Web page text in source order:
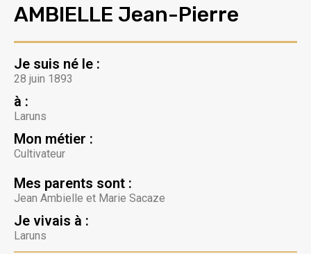
AMBIELLE Jean-Pierre
Je suis né le :
28 juin 1893
à :
Laruns
Mon métier :
Cultivateur
Mes parents sont :
Jean Ambielle et Marie Sacaze
Je vivais à :
Laruns